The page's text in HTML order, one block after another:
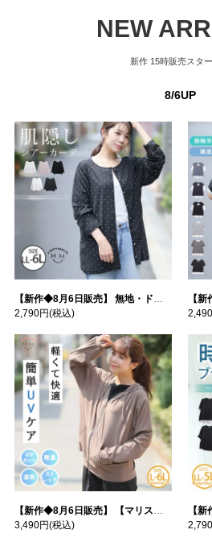
NEW
新作 15時販売スター
8/6UP
【新作◆8月6日販売】 無地・ドット柄から選べる 忍ばせ 活躍 シアー カーデ | 大きいサイズの通販ならハッピーマリリン
2,790円(税込)
【新作◆8月6日
【新作◆8月6日販売】 【マリスポーツ】 運動初心者さんのための フード付き パーカー | 大きいサイズの通販ならハッピーマリリン
3,490円(税込)
【新作◆8月5